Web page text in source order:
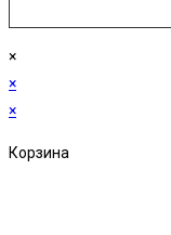
×
×
×
Корзина